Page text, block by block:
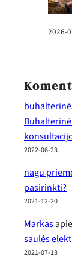
2026-
2022-06-23
nagu
pasirinkti?
2021-12-20
Markasapie
saulės
2021-07-13